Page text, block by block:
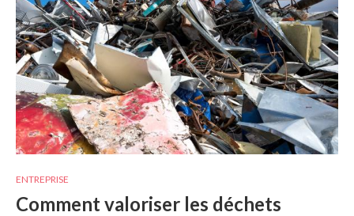
ENTREPRISE
Comment valoriser les déchets